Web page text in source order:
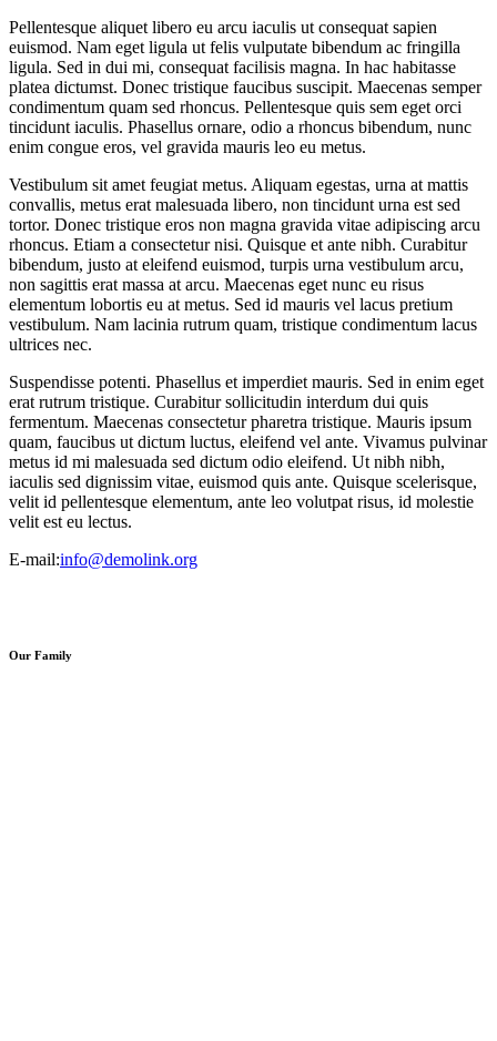
Pellentesque aliquet libero eu arcu iaculis ut consequat sapien
euismod. Nam eget ligula ut felis vulputate bibendum ac fringilla
ligula. Sed in dui mi, consequat facilisis magna. In hac habitasse
platea dictumst. Donec tristique faucibus suscipit. Maecenas semper
condimentum quam sed rhoncus. Pellentesque quis sem eget orci
tincidunt iaculis. Phasellus ornare, odio a rhoncus bibendum, nunc
enim congue eros, vel gravida mauris leo eu metus.
Vestibulum sit amet feugiat metus. Aliquam egestas, urna at mattis
convallis, metus erat malesuada libero, non tincidunt urna est sed
tortor. Donec tristique eros non magna gravida vitae adipiscing arcu
rhoncus. Etiam a consectetur nisi. Quisque et ante nibh. Curabitur
bibendum, justo at eleifend euismod, turpis urna vestibulum arcu,
non sagittis erat massa at arcu. Maecenas eget nunc eu risus
elementum lobortis eu at metus. Sed id mauris vel lacus pretium
vestibulum. Nam lacinia rutrum quam, tristique condimentum lacus
ultrices nec.
Suspendisse potenti. Phasellus et imperdiet mauris. Sed in enim eget
erat rutrum tristique. Curabitur sollicitudin interdum dui quis
fermentum. Maecenas consectetur pharetra tristique. Mauris ipsum
quam, faucibus ut dictum luctus, eleifend vel ante. Vivamus pulvinar
metus id mi malesuada sed dictum odio eleifend. Ut nibh nibh,
iaculis sed dignissim vitae, euismod quis ante. Quisque scelerisque,
velit id pellentesque elementum, ante leo volutpat risus, id molestie
velit est eu lectus.
E-mail:info@demolink.org
Our Family